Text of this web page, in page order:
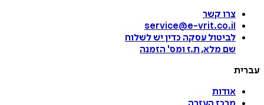
צרו קשר
service@e-vrit.co.il
לביטול עסקה כדין יש לשלוח
שם מלא, ת.ז ומס' הזמנה
עברית
אודות